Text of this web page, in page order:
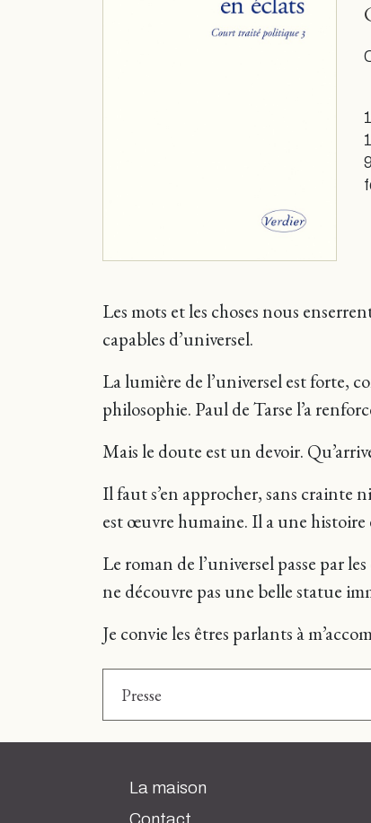
Les mots et les choses nous
capables d’universel.
La lumière de l’universel est forte,
philosophie. Paul de Tarse l’a
Mais le doute est un devoir.
Il faut s’en approcher, sans crainte
est œuvre humaine. Il a une histoire
Le roman de l’universel passe par
ne découvre pas une belle statue
Je convie les êtres parlants à
Presse
La maison